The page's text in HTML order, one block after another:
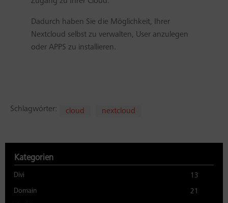
Kategorien
Divi 13
Domain 21
Dadurch haben Sie die Möglichkeit, Ihrer
Nextcloud selbst zu verwalten, User anzulegen
oder APPS zu installieren.
Schlagwörter: cloud nextcloud